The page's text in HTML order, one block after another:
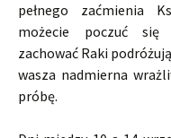
pełnego zaćmienia
możecie poczuć się
zachować Raki
wasza nadmierna
próbę.